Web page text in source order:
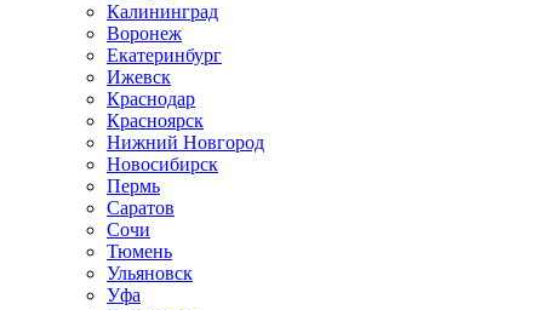
Калининград
Воронеж
Екатеринбург
Ижевск
Краснодар
Красноярск
Нижний Новгород
Новосибирск
Пермь
Саратов
Сочи
Тюмень
Ульяновск
Уфа